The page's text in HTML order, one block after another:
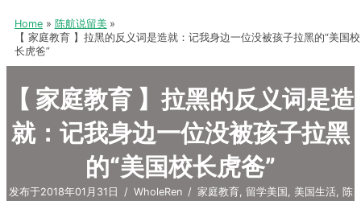
Home
陈航说留美
【 家庭教育 】拉黑的反义词是造就：记我身边一位没被孩子拉黑的“美国校
长虎爸”
【 家庭教育 】拉黑的反义词是造
就：记我身边一位没被孩子拉黑
的“美国校长虎爸”
发布于2018年01月31日 / WholeRen / 家庭教育, 留学美国 , 美国生活, 陈